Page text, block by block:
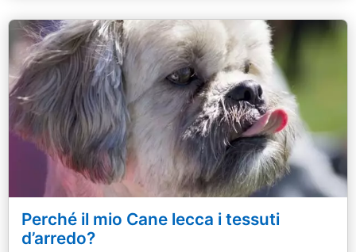
Perché il mio Cane lecca i tessuti
d’arredo?